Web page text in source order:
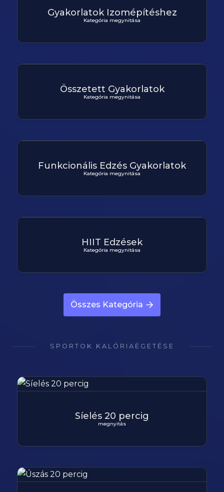
Gyakorlatok Izomépítéshez
Kategória megynitása
Összetett Gyakorlatok
Kategória megynitása
Funkcionális Edzés Gyakorlatok
Kategória megynitása
HIIT Edzések
Kategória megynitása
Összes Kategória
SPORTOK KALÓRIAÉGETÉSE
Síelés 20 percig
megnyitás